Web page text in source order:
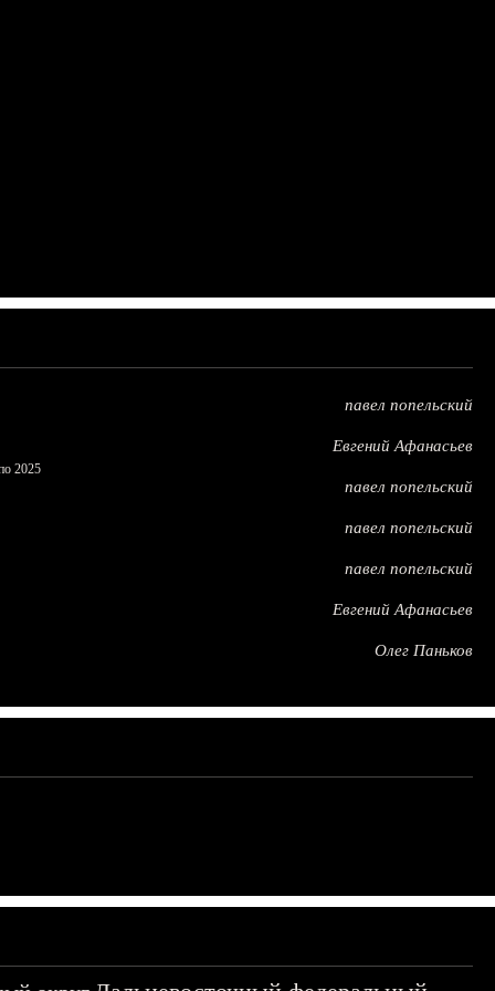
павел попельский
Евгений Афанасьев
2025
павел попельский
павел попельский
павел попельский
Евгений Афанасьев
Олег Паньков